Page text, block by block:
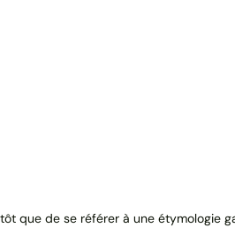
que de se référer à une étymologie